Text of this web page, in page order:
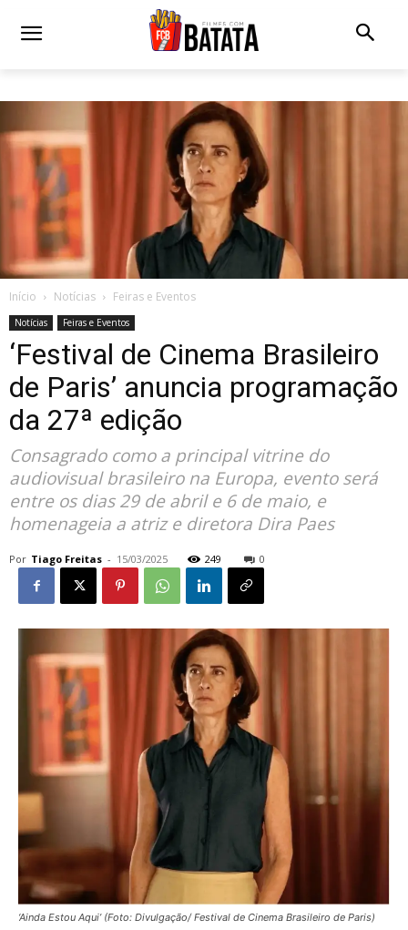
Início Notícias Feiras e Eventos
Notícias Feiras e Eventos
‘Festival de Cinema Brasileiro
de Paris’ anuncia programação
da 27ª edição
Consagrado como a principal vitrine do
audiovisual brasileiro na Europa, evento será
entre os dias 29 de abril e 6 de maio, e
homenageia a atriz e diretora Dira Paes
Por Tiago Freitas - 15/03/2025 249 0
‘Ainda Estou Aqui’ (Foto: Divulgação/ Festival de Cinema Brasileiro de Paris)